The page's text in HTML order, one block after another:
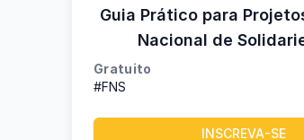
Guia Prático para
Nacional de
Gratuito
#FNS
INSCREVA-SE